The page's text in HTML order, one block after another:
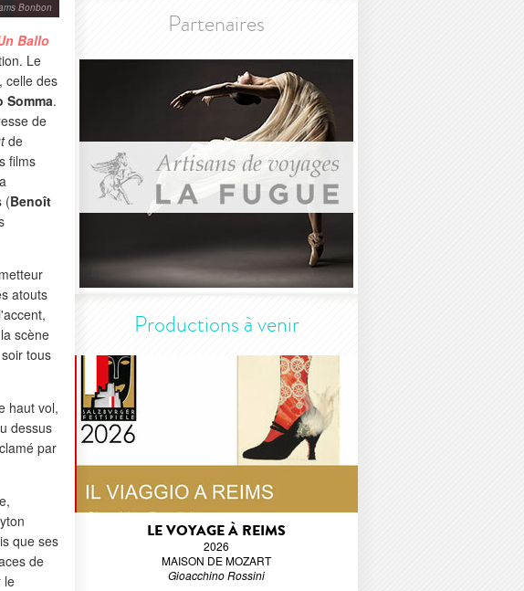
Bonbon
Ballo
Le
, celle des
Somma.
de
de
films
(Benoît
atouts
scène
tous
haut vol,
dessus
par
que ses
de
le
Partenaires
Productions à venir
LE VOYAGE À REIMS
2026
MAISON DE MOZART
Gioacchino Rossini